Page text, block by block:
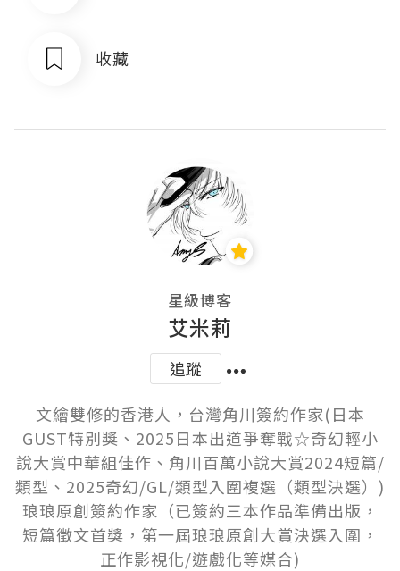
收藏
星級博客
艾米莉
追蹤
文繪雙修的香港人，台灣角川簽約作家(日本
GUST特別獎、2025日本出道爭奪戰☆奇幻輕小
說大賞中華組佳作、角川百萬小說大賞2024短篇/
類型、2025奇幻/GL/類型入圍複選（類型決選）)
琅琅原創簽約作家（已簽約三本作品準備出版，
短篇徵文首獎，第一屆琅琅原創大賞決選入圍，
正作影視化/遊戲化等媒合)